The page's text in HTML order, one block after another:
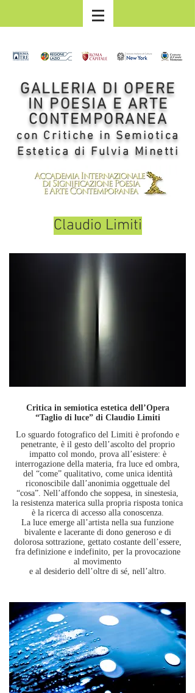
GALLERIA DI OPERE
IN POESIA E ARTE
CONTEMPORANEA
con Critiche in Semiotica
Estetica di Fulvia Minetti
Claudio Limiti
Critica in semiotica estetica dell’Opera
“Taglio di luce” di Claudio Limiti
Lo sguardo fotografico del Limiti è profondo e
penetrante, è il gesto dell’ascolto del proprio
impatto col mondo, prova all’esistere: è
interrogazione della materia, fra luce ed ombra,
del “come” qualitativo, come unica identità
riconoscibile dall’anonimia oggettuale del
“cosa”. Nell’affondo che soppesa, in sinestesia,
la resistenza materica sulla propria risposta tonica
è la ricerca di accesso alla conoscenza.
La luce emerge all’artista nella sua funzione
bivalente e lacerante di dono generoso e di
dolorosa sottrazione, gettato costante dell’essere,
fra definizione e indefinito, per la provocazione
al movimento
e al desiderio dell’oltre di sé, nell’altro.